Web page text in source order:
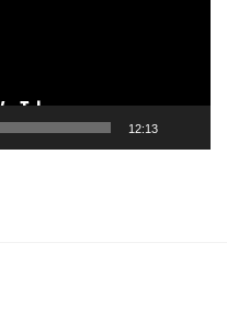
12:13